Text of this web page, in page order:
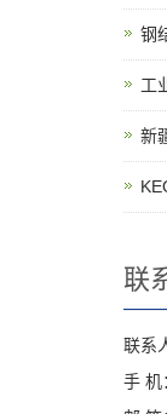
钢
工
新
联
联系
手 机